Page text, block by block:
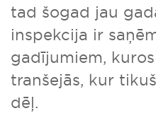
tad šogad jau
inspekcija ir
gadījumiem,
tranšejās, kur
dēļ.